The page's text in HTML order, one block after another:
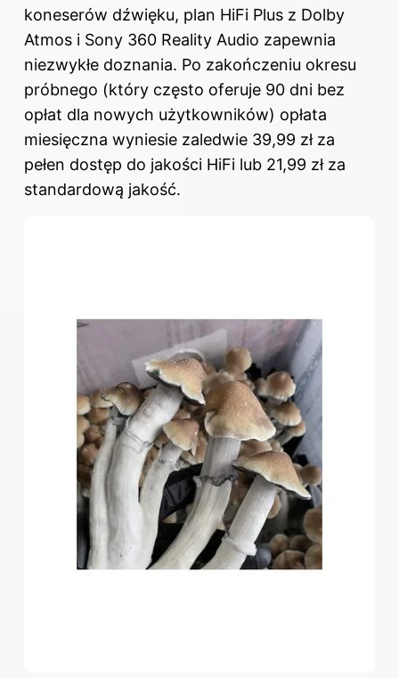
koneserów dźwięku, plan HiFi Plus z Dolby
Atmos i Sony 360 Reality Audio zapewnia
niezwykłe doznania. Po zakończeniu okresu
próbnego (który często oferuje 90 dni bez
opłat dla nowych użytkowników) opłata
miesięczna wyniesie zaledwie 39,99 zł za
pełen dostęp do jakości HiFi lub 21,99 zł za
standardową jakość.